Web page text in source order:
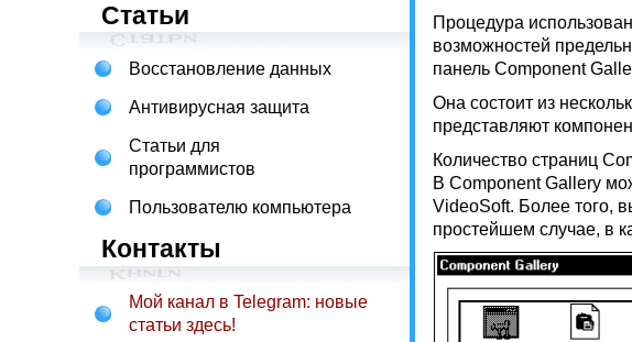
Статьи
Восстановление данных
Антивирусная защита
Статьи для
программистов
Пользователю компьютера
Контакты
Мой канал в Telegram: новые
статьи здесь!
Процедура
возможностей
панель Component
Она состоит из
представляют
Количество страниц
В Component Gallery
VideoSoft. Более того,
простейшем случае, в